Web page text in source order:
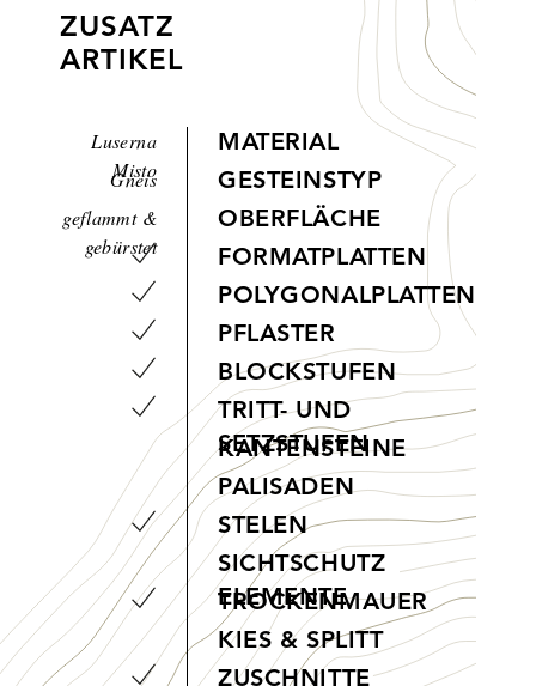
ZUSATZ
ARTIKEL
Luserna
Misto
Gneis
geflammt &
gebürstet
MATERIAL
GESTEINSTYP
OBERFLÄCHE
FORMATPLATTEN
POLYGONALPLATTEN
PFLASTER
BLOCKSTUFEN
TRITT- UND
SETZSTUFEN
KANTENSTEINE
PALISADEN
STELEN
SICHTSCHUTZ
ELEMENTE
TROCKENMAUER
KIES & SPLITT
ZUSCHNITTE